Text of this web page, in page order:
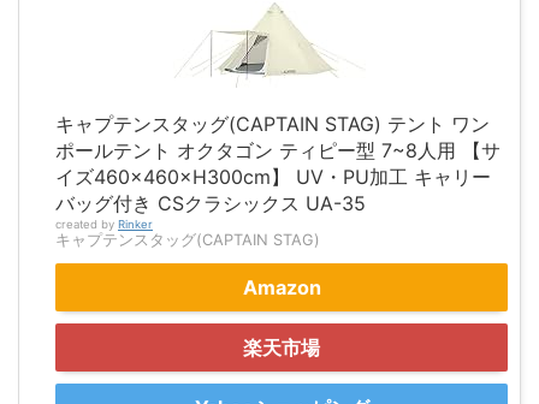
キャプテンスタッグ(CAPTAIN STAG) テント ワン
ポールテント オクタゴン ティピー型 7~8人用 【サ
イズ460×460×H300cm】 UV・PU加工 キャリー
バッグ付き CSクラシックス UA-35
created by Rinker
キャプテンスタッグ(CAPTAIN STAG)
Amazon
楽天市場